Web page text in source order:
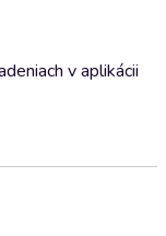
v aplikácii